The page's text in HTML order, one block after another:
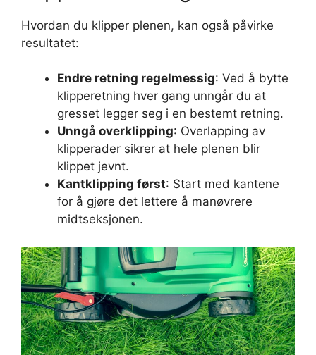
Hvordan du klipper plenen, kan også påvirke
resultatet:
Endre retning regelmessig: Ved å bytte
klipperetning hver gang unngår du at
gresset legger seg i en bestemt retning.
Unngå overklipping: Overlapping av
klipperader sikrer at hele plenen blir
klippet jevnt.
Kantklipping først: Start med kantene
for å gjøre det lettere å manøvrere
midtseksjonen.